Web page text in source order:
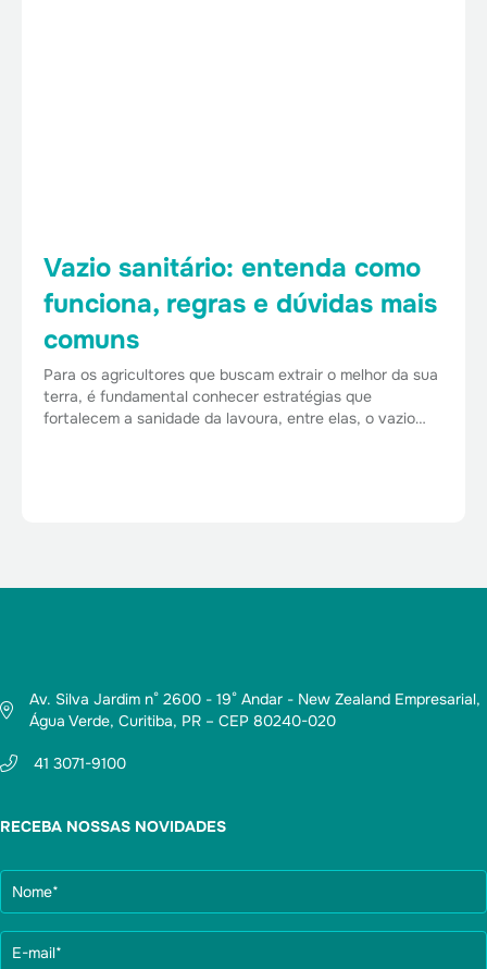
Vazio sanitário: entenda como
funciona, regras e dúvidas mais
comuns
Para os agricultores que buscam extrair o melhor da sua
terra, é fundamental conhecer estratégias que
fortalecem a sanidade da lavoura, entre elas, o vazio…
Av. Silva Jardim n° 2600 - 19° Andar - New Zealand Empresarial,
Água Verde, Curitiba, PR – CEP 80240-020
41 3071-9100
RECEBA NOSSAS NOVIDADES